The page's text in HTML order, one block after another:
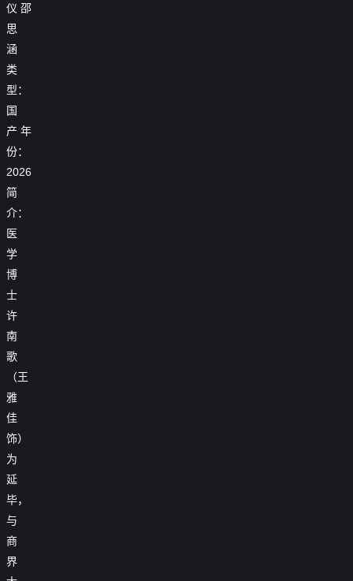
仪 邵
思
涵
类
型：
国
产 年
份：
2026
简
介：
医
学
博
士
许
南
歌
（王
雅
佳
饰）
为
延
毕，
与
商
界